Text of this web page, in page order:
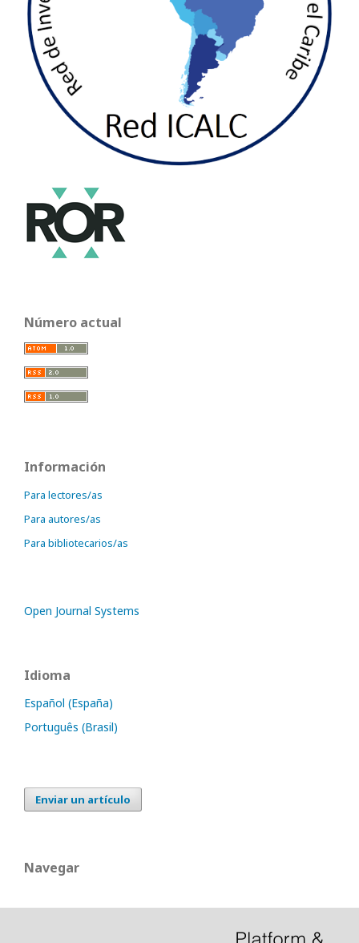
Número actual
Información
Para lectores/as
Para autores/as
Para bibliotecarios/as
Open Journal Systems
Idioma
Español (España)
Português (Brasil)
Enviar un artículo
Navegar